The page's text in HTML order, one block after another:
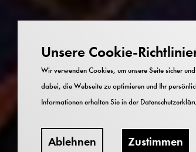
Unsere Cookie-
Wir verwenden Cookies, um unsere Seite sicher
dabei, die Webseite zu optimieren und Ihr
Informationen erhalten Sie in der
Ablehnen Zustimmen